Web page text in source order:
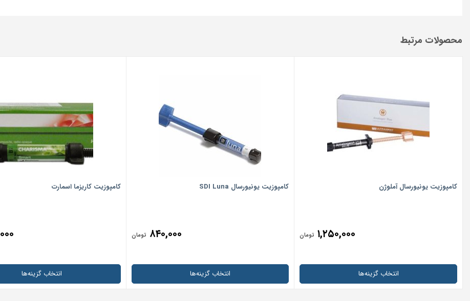
محصولات مرتبط
کامپوزیت یونیورسال آملوژن
۱,۲۵۰,۰۰۰ تومان
انتخاب گزینه‌ها
کامپوزیت یونیورسال SDI Luna
۸۴۰,۰۰۰ تومان
انتخاب گزینه‌ها
کامپوزیت کاریزما اسمارت
انتخاب گزینه‌ها